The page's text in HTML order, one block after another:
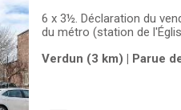
6 x 3½. Déclaration du
du métro (station de
40 VÉ 1 013 464 $
Verdun (3 km) | Parue